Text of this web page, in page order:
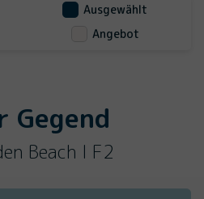
Ausgewählt
Angebot
Gegend
Beach I F2